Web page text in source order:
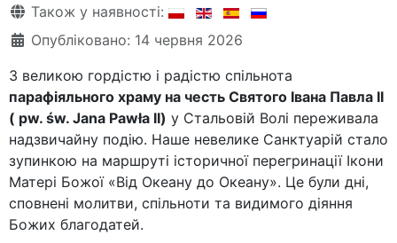
Деталі
Також у наявності:
Опубліковано: 14 червня 2026
З великою гордістю і радістю спільнота
парафіяльного храму на честь Святого Івана Павла ІІ
( pw. św. Jana Pawła II) у Стальовій Волі переживала
надзвичайну подію. Наше невелике Санктуарій стало
зупинкою на маршруті історичної перегринації Ікони
Матері Божої «Від Океану до Океану». Це були дні,
сповнені молитви, спільноти та видимого діяння
Божих благодатей.